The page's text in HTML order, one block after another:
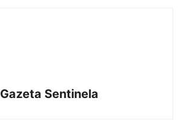
Gazeta Sentinela